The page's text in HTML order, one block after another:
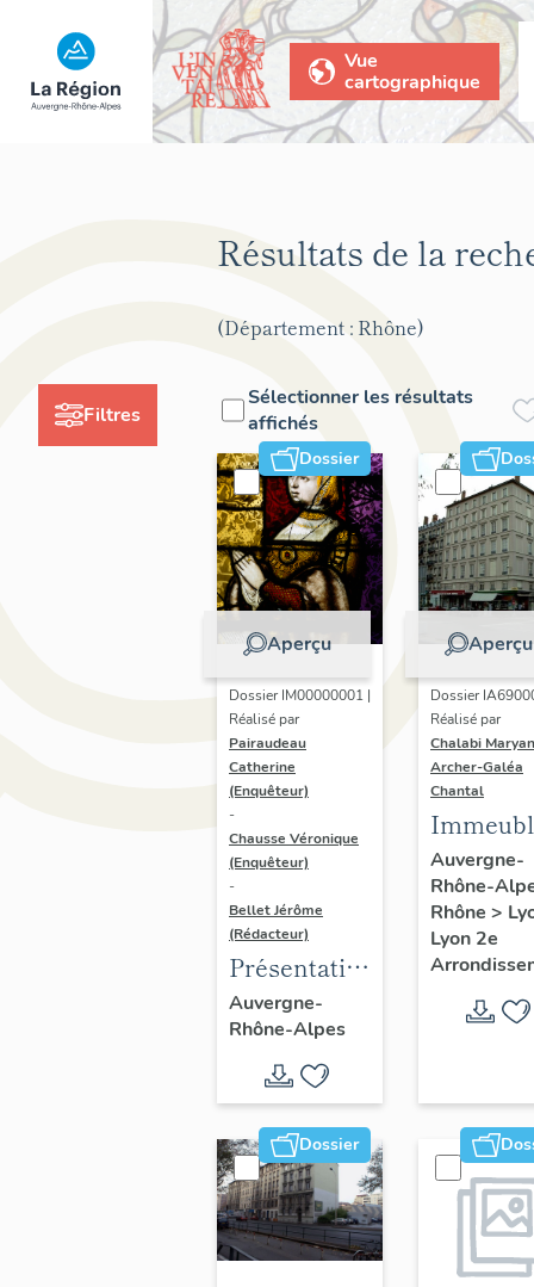
Vue
cartographique
Filtres
Résultats de la
(Département : Rhône)
Sélectionner les résultats
affichés
Dossier
Aperçu
Dossier IM00000001 |
Réalisé par
Pairaudeau
Catherine
(Enquêteur)
-
Chausse Véronique
(Enquêteur)
-
Bellet Jérôme
(Rédacteur)
Présentation
de
l'opération
d'inventaire
du vitrail
ancien de
Rhône-
Alpes
(corpus
vitrearum)
Auvergne-
Rhône-Alpes
Aperçu
Dossier
Réalisé par
Chalabi
Archer-Galéa
Chantal
Auvergne-
Rhône-
Rhône >
Lyon 2e
Dossier